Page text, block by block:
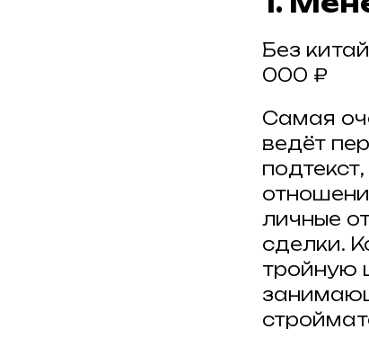
Без
000 ₽
Самая
ведёт
личные
сделки.
тройную